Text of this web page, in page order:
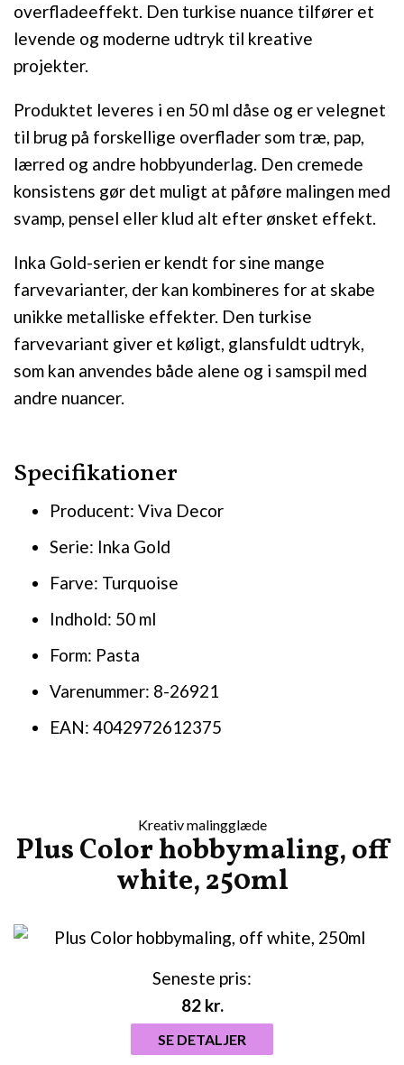
overfladeeffekt. Den turkise nuance tilfører et
levende og moderne udtryk til kreative
projekter.
Produktet leveres i en 50 ml dåse og er velegnet
til brug på forskellige overflader som træ, pap,
lærred og andre hobbyunderlag. Den cremede
konsistens gør det muligt at påføre malingen med
svamp, pensel eller klud alt efter ønsket effekt.
Inka Gold-serien er kendt for sine mange
farvevarianter, der kan kombineres for at skabe
unikke metalliske effekter. Den turkise
farvevariant giver et køligt, glansfuldt udtryk,
som kan anvendes både alene og i samspil med
andre nuancer.
Specifikationer
Producent: Viva Decor
Serie: Inka Gold
Farve: Turquoise
Indhold: 50 ml
Form: Pasta
Varenummer: 8-26921
EAN: 4042972612375
Kreativ malingglæde
Plus Color hobbymaling, off
white, 250ml
Seneste pris:
82 kr.
SE DETALJER